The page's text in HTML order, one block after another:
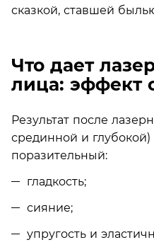
сказкой, ставшей
Что дает
лица: эффект
Результат после
срединной и
поразительный:
гладкость;
сияние;
упругость и